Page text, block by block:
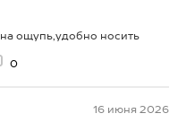
ощупь,удобно носить
0
16 июня 2026